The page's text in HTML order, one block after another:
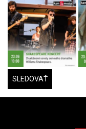
SLEDOVAŤ